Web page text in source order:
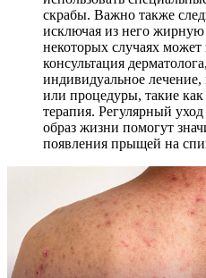
скрабы. Важно также
исключая из него
некоторых случаях может
консультация
индивидуальное
или процедуры, такие
терапия. Регулярный
образ жизни помогут
появления прыщей на